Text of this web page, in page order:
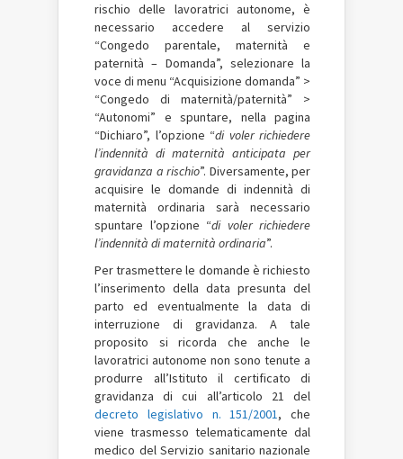
rischio delle lavoratrici autonome, è
necessario accedere al servizio
“Congedo parentale, maternità e
paternità – Domanda”, selezionare la
voce di menu “Acquisizione domanda” >
“Congedo di maternità/paternità” >
“Autonomi” e spuntare, nella pagina
“Dichiaro”, l’opzione “di voler richiedere
l’indennità di maternità anticipata per
gravidanza a rischio”. Diversamente, per
acquisire le domande di indennità di
maternità ordinaria sarà necessario
spuntare l’opzione “di voler richiedere
l’indennità di maternità ordinaria”.
Per trasmettere le domande è richiesto
l’inserimento della data presunta del
parto ed eventualmente la data di
interruzione di gravidanza. A tale
proposito si ricorda che anche le
lavoratrici autonome non sono tenute a
produrre all’Istituto il certificato di
gravidanza di cui all’articolo 21 del
decreto legislativo n. 151/2001, che
viene trasmesso telematicamente dal
medico del Servizio sanitario nazionale